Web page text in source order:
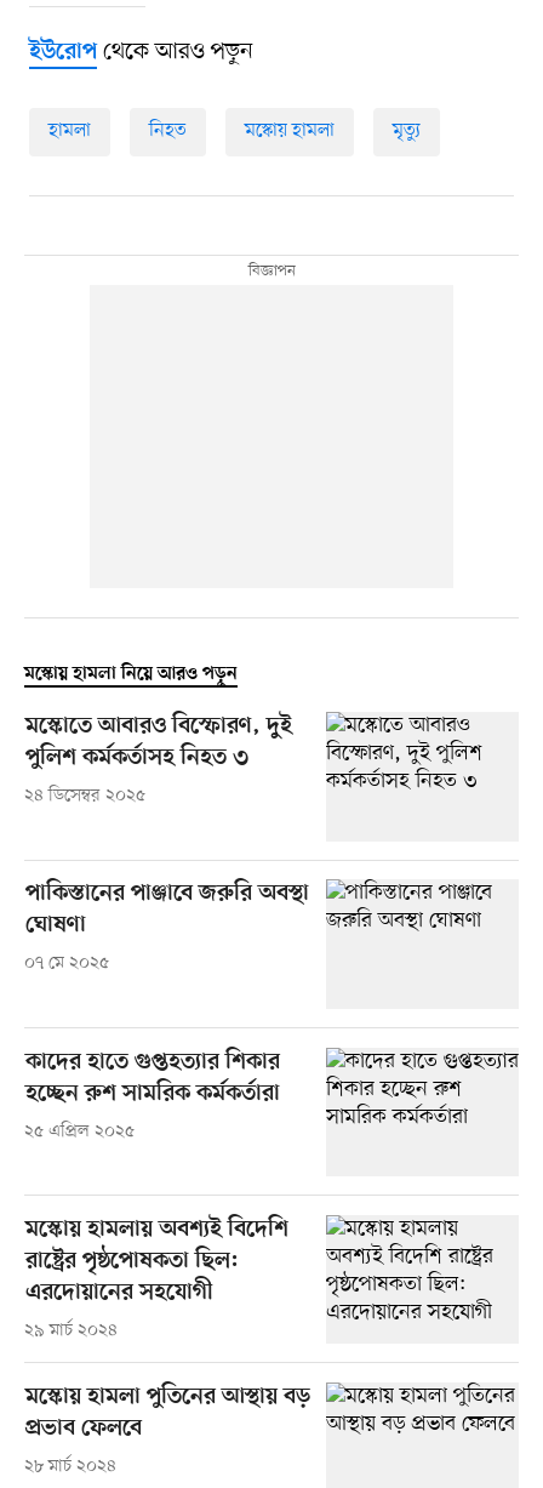
ইউরোপথেকে আরও পড়ুন
হামলা নিহত মস্কোয় হামলা মৃত্যু
মস্কোয় হামলা নিয়ে আরও পড়ুন
মস্কোতে আবারও বিস্ফোরণ, দুই
পুলিশ কর্মকর্তাসহ নিহত ৩
২৪ ডিসেম্বর ২০২৫
পাকিস্তানের পাঞ্জাবে জরুরি অবস্থা
ঘোষণা
০৭ মে ২০২৫
কাদের হাতে গুপ্তহত্যার শিকার
হচ্ছেন রুশ সামরিক কর্মকর্তারা
২৫ এপ্রিল ২০২৫
মস্কোয় হামলায় অবশ্যই বিদেশি
রাষ্ট্রের পৃষ্ঠপোষকতা ছিল:
এরদোয়ানের সহযোগী
২৯ মার্চ ২০২৪
মস্কোয় হামলা পুতিনের আস্থায় বড়
প্রভাব ফেলবে
২৮ মার্চ ২০২৪